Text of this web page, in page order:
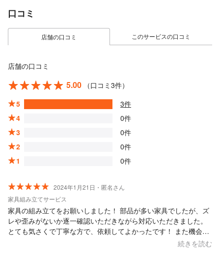
口コミ
店舗の口コミ このサービスの口コミ
店舗の口コミ
5.00
（口コミ3件）
5
3件
4
0件
3
0件
2
0件
1
0件
2024年1月21日・匿名さん
家具組み立てサービス
家具の組み立てをお願いしました！ 部品が多い家具でしたが、ズ
レや歪みがないか逐一確認いただきながら対応いただきました。
とても気さくで丁寧な方で、依頼してよかったです！ また機会が
あれば、ぜひお願いします！ この度はありがとうございました
続きを読む